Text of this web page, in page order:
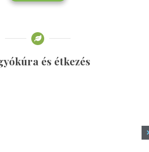
és étkezés